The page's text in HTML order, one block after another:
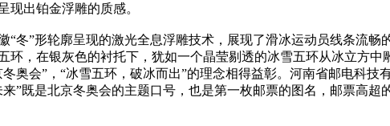
现出铂金浮雕的质感。
”形轮廓呈现的激光全息浮雕技术，展现了滑冰运动员线条流畅
环，在银灰色的衬托下，犹如一个晶莹剔透的冰雪五环从冰立方
奥会”，“冰雪五环，破冰而出”的理念相得益彰。河南省邮电科
”既是北京冬奥会的主题口号，也是第一枚邮票的图名，邮票高